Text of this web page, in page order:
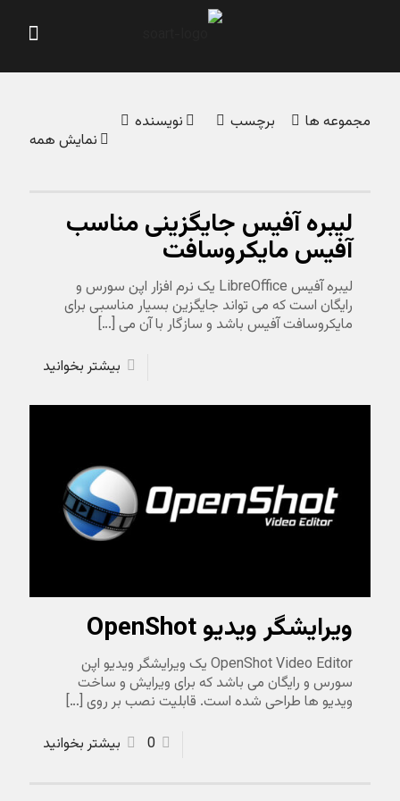
مجموعه ‌ها برچسب‌
نویسنده
نمایش همه
لیبره آفیس جایگزینی مناسب
آفیس مایکروسافت
لیبره آفیس LibreOffice یک نرم افزار اپن سورس و
رایگان است که می تواند جایگزین بسیار مناسبی برای
مایکروسافت آفیس باشد و سازگار با آن می […]
بیشتر بخوانید
ویرایشگر ویدیو OpenShot
OpenShot Video Editor یک ویرایشگر ویدیو اپن
سورس و رایگان می باشد که برای ویرایش و ساخت
ویدیو ها طراحی شده است. قابلیت نصب بر روی […]
0
بیشتر بخوانید